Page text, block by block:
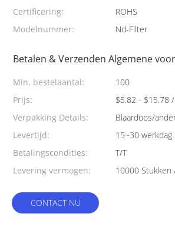
Certificering:
ROHS
Modelnummer:
Nd-Filter
Betalen & Verzenden Algemene
Min. bestelaantal:
100
Prijs:
$5.82 - $15.78
Verpakking Details:
Blaardoos/
Levertijd:
15~30 werkdag
Betalingscondities:
T/T
Levering vermogen:
10000 Stukken
CONTACT NU